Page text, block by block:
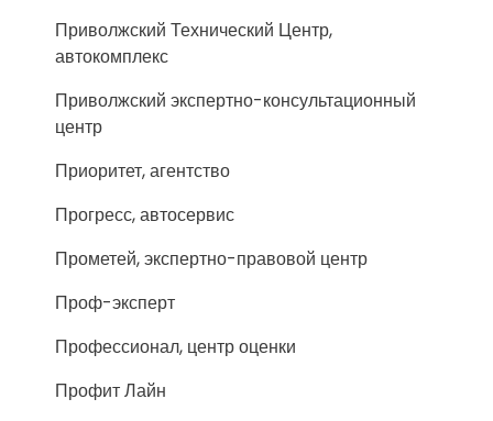
Приволжский Технический Центр,
автокомплекс
Приволжский экспертно-консультационный
центр
Приоритет, агентство
Прогресс, автосервис
Прометей, экспертно-правовой центр
Проф-эксперт
Профессионал, центр оценки
Профит Лайн